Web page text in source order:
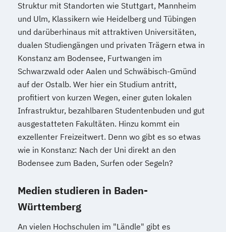
Struktur mit Standorten wie Stuttgart, Mannheim
und Ulm, Klassikern wie Heidelberg und Tübingen
und darüberhinaus mit attraktiven Universitäten,
dualen Studiengängen und privaten Trägern etwa in
Konstanz am Bodensee, Furtwangen im
Schwarzwald oder Aalen und Schwäbisch-Gmünd
auf der Ostalb. Wer hier ein Studium antritt,
profitiert von kurzen Wegen, einer guten lokalen
Infrastruktur, bezahlbaren Studentenbuden und gut
ausgestatteten Fakultäten. Hinzu kommt ein
exzellenter Freizeitwert. Denn wo gibt es so etwas
wie in Konstanz: Nach der Uni direkt an den
Bodensee zum Baden, Surfen oder Segeln?
Medien studieren in Baden-
Württemberg
An vielen Hochschulen im "Ländle" gibt es